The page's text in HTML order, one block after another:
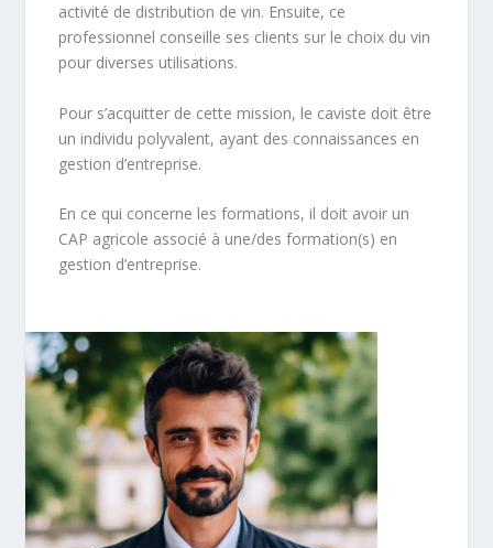
activité de distribution de vin. Ensuite, ce
professionnel conseille ses clients sur le choix du vin
pour diverses utilisations.
Pour s’acquitter de cette mission, le caviste doit être
un individu polyvalent, ayant des connaissances en
gestion d’entreprise.
En ce qui concerne les formations, il doit avoir un
CAP agricole associé à une/des formation(s) en
gestion d’entreprise.